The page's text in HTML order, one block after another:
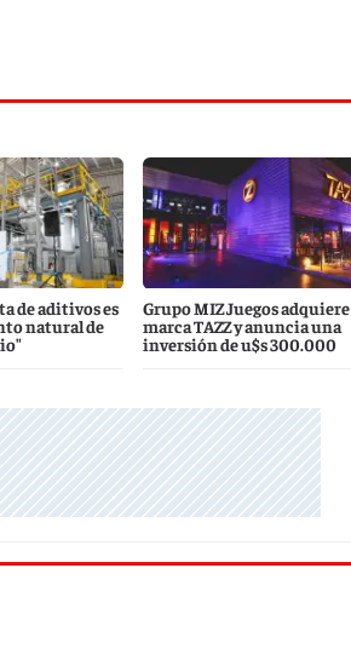
de aditivos es
natural de
Grupo MIZ Juegos
marca TAZZ y anuncia una
inversión de u$s 300.000